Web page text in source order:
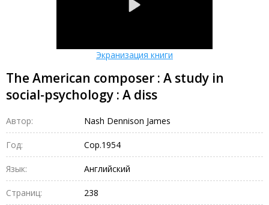
Экранизация книги
The American composer : A study in
social-psychology : A diss
Автор: Nash Dennison James
Год: Cop.1954
Язык: Английский
Страниц: 238